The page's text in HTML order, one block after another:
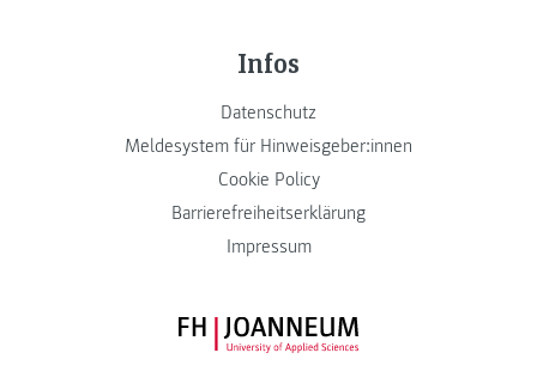
Infos
Datenschutz
Meldesystem für Hinweisgeber:innen
Cookie Policy
Barrierefreiheitserklärung
Impressum
FH JOANNEUM Logo